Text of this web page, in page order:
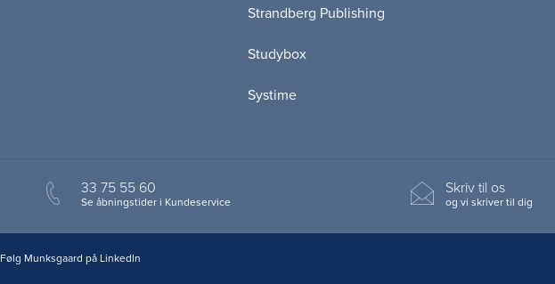
Strandberg Publishing
Studybox
Systime
33 75 55 60
Se åbningstider i Kundeservice
Skriv til os
og vi skriver til dig
Følg Munksgaard på LinkedIn